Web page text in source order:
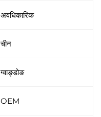
अवधिकारिक
चीन
ग्वाङ्डोङ
OEM